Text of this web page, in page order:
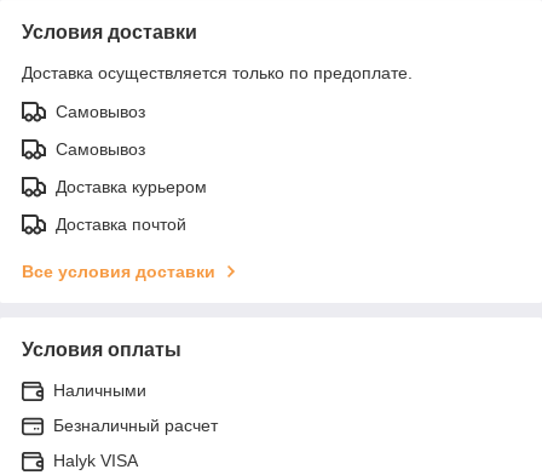
Условия доставки
Доставка осуществляется только по предоплате.
Самовывоз
Самовывоз
Доставка курьером
Доставка почтой
Все условия доставки
Условия оплаты
Наличными
Безналичный расчет
Halyk VISA